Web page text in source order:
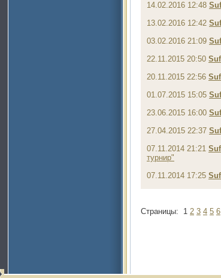
14.02.2016 12:48
13.02.2016 12:42
03.02.2016 21:09
22.11.2015 20:50
20.11.2015 22:56
01.07.2015 15:05
23.06.2015 16:00
27.04.2015 22:37
07.11.2014 21:21
турнир"
07.11.2014 17:25
Страницы: 1 2 3 4 5 6